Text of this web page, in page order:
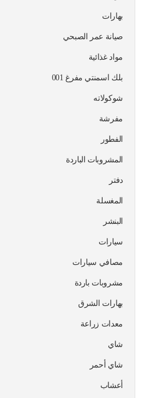
بهارات
صيانة عمر الصبحي
مواد غذائية
بلك اسمنتي مفرغ 001
شوكولاته
مفرشة
الفطور
المشروبات الباردة
دفتر
المغسلة
البنشر
سيارات
مصافي سيارات
مشروبات باردة
بهارات الشرق
معدات زراعة
شاي
شاي أحمر
أعشاب